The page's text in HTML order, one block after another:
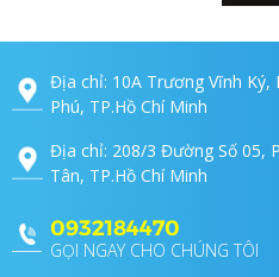
Địa chỉ: 10A Trương Vĩnh Ký,
Phú, TP.Hồ Chí Minh
Địa chỉ: 208/3 Đường Số 05,
Tân, TP.Hồ Chí Minh
0932184470
GỌI NGAY CHO CHÚNG TÔI